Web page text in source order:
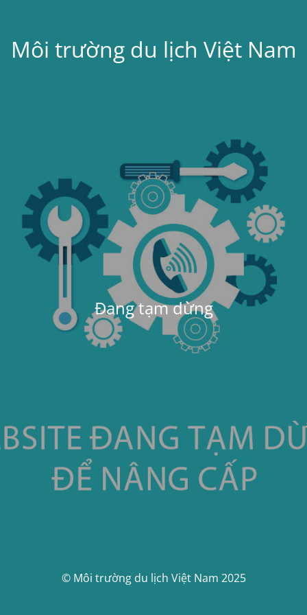
Môi trường du lịch Việt Nam
Đang tạm dừng
© Môi trường du lịch Việt Nam 2025